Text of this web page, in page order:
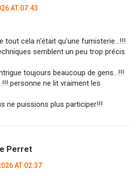
AT 07:43
tout cela n'était qu'une fumisterie...!!!
semblent un peu trop précis
toujours beaucoup de gens...!!!
personne ne lit vraiment les
ne puissions plus participer!!!
Perret
AT 02:37